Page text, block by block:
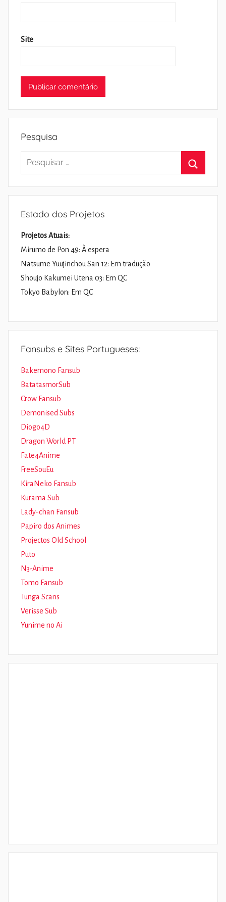
Site
Pesquisa
Pesquisar
Estado dos Projetos
Projetos Atuais:
Mirumo de Pon 49: À espera
Natsume Yuujinchou San 12: Em tradução
Shoujo Kakumei Utena 03: Em QC
Tokyo Babylon: Em QC
Fansubs e Sites Portugueses:
Bakemono Fansub
BatatasmorSub
Crow Fansub
Demonised Subs
Diogo4D
Dragon World PT
Fate4Anime
FreeSouEu
KiraNeko Fansub
Kurama Sub
Lady-chan Fansub
Papiro dos Animes
Projectos Old School
Puto
N3-Anime
Tomo Fansub
Tunga Scans
Verisse Sub
Yunime no Ai